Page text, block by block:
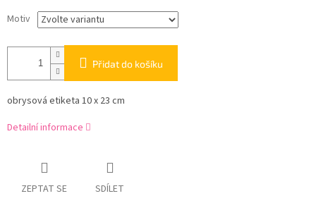
Motiv
Přidat do košíku
obrysová etiketa 10 x 23 cm
Detailní informace
ZEPTAT SE SDÍLET